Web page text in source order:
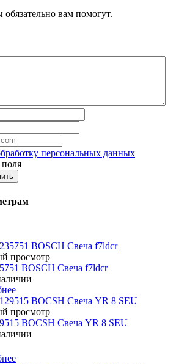
вам помогут.
персональных данных
просмотр
BOSCH Свеча f7ldcr
просмотр
BOCSH Свеча YR 8 SEU